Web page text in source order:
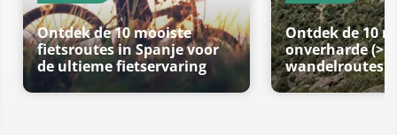
Ontdek de 10 mooiste
fietsroutes in Spanje voor
de ultieme fietservaring
Ontdek de 10
onverharde
wandelroutes